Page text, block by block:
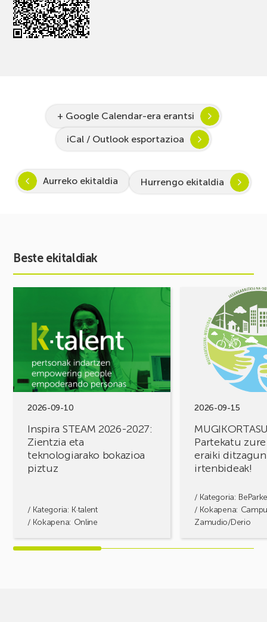
+ Google Calendar-era erantsi
iCal / Outlook esportazioa
Aurreko ekitaldia Hurrengo ekitaldia
Beste ekitaldiak
2026-09-10
Inspira STEAM 2026-2027:
Zientzia eta
teknologiarako bokazioa
piztuz
/ Kategoria: K·talent
/ Kokapena: Online
STEAM
Zientzia
eta
teknologiarako
bokazioa
2026-09-15
Partekatu
eraiki ditzagun
irtenbideak!
/ Kategoria:
/ Kokapena:
Zamudio/Derio
MUGIKORTASUN
FOROA
Partekatu
erronkak,
irtenbideak!